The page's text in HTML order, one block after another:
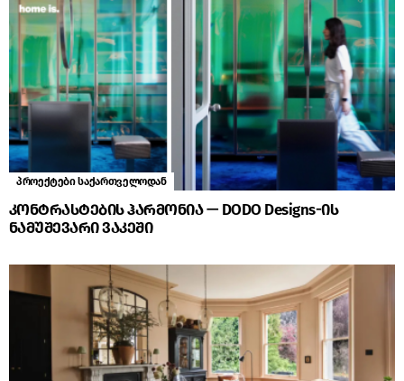
პროექტები საქართველოდან
კონტრასტების ჰარმონია — DODO Designs-ის
ნამუშევარი ვაკეში